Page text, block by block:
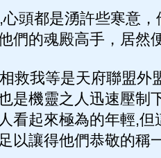
頭都是湧許些寒意
們的魂殿高手，居然
救我等是天府聯盟外
是機靈之人迅速壓制
看起來極為的年輕,
以讓得他們恭敬的稱